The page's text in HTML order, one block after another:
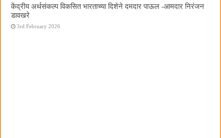
केंद्रीय अर्थसंकल्प विकसित भारताच्या दिशेने दमदार पाऊल -आमदार निरंजन
डावखरे
3rd February 2026